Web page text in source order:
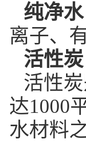
纯净水
离子、
活性炭
活性
达1000
水材料